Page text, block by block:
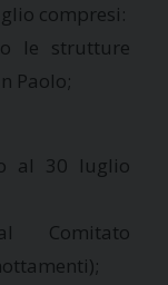
compresi:
le strutture
Paolo;
al 30 luglio
Comitato